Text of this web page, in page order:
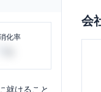
化率
就けること
会